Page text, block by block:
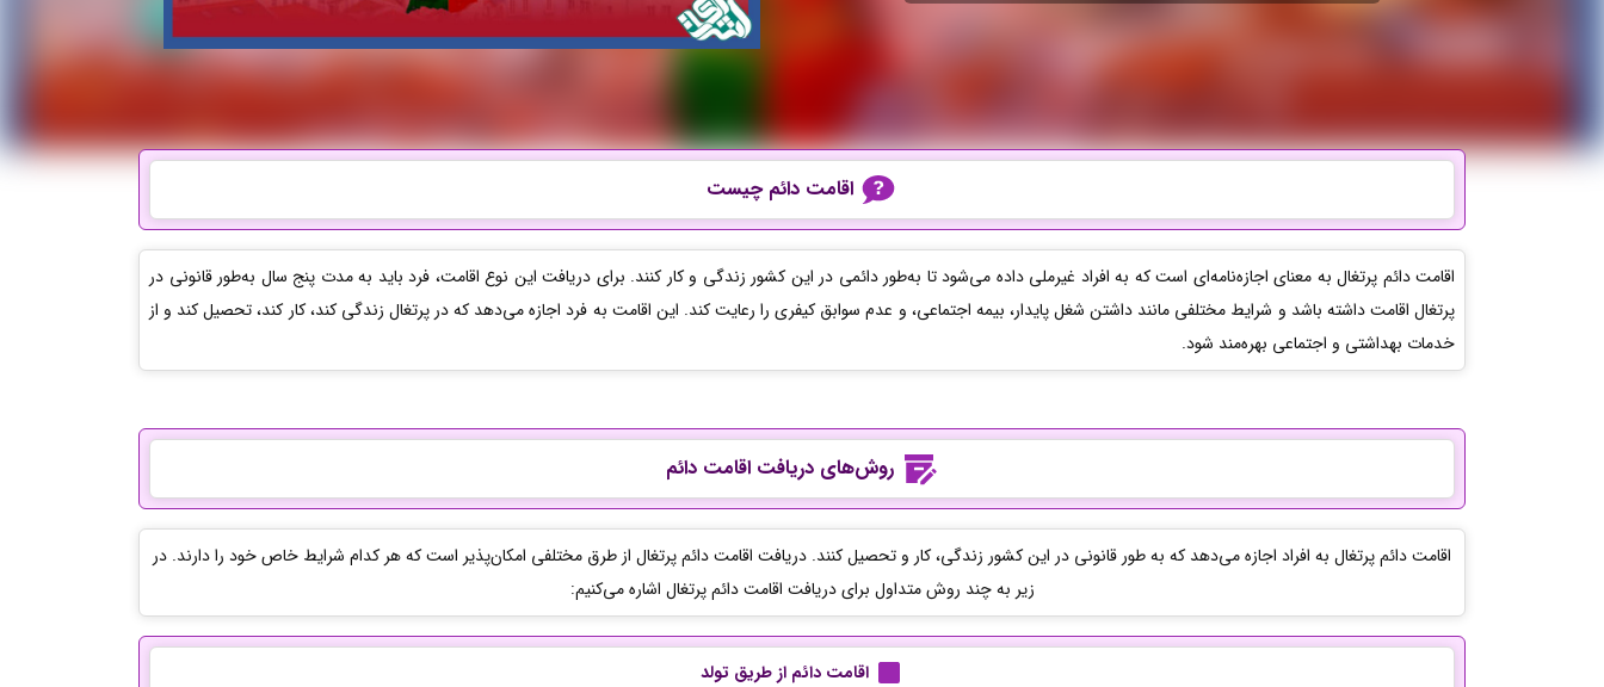
اقامت دائم چیست
اقامت دائم پرتغال به معنای اجازه‌نامه‌ای است که به افراد غیرملی داده می‌شود تا به‌طور دائمی در این کشور زندگی و کار کنند. برای دریافت این نوع اقامت، فرد باید به مدت پنج سال به‌طور قانونی در
پرتغال اقامت داشته باشد و شرایط مختلفی مانند داشتن شغل پایدار، بیمه اجتماعی، و عدم سوابق کیفری را رعایت کند. این اقامت به فرد اجازه می‌دهد که در پرتغال زندگی کند، کار کند، تحصیل کند و از
خدمات بهداشتی و اجتماعی بهره‌مند شود.
روش‌های دریافت اقامت دائم
اقامت دائم پرتغال به افراد اجازه می‌دهد که به طور قانونی در این کشور زندگی، کار و تحصیل کنند. دریافت اقامت دائم پرتغال از طرق مختلفی امکان‌پذیر است که هر کدام شرایط خاص خود را دارند. در
زیر به چند روش متداول برای دریافت اقامت دائم پرتغال اشاره می‌کنیم:
اقامت دائم از طریق تولد